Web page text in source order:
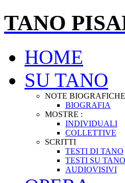
TANO
HOME
SU TANO
NOTE
BIOGRAFIA
MOSTRE :
INDIVIDUALI
COLLETTIVE
SCRITTI
TESTI DI TANO
TESTI SU TANO
AUDIOVISIVI